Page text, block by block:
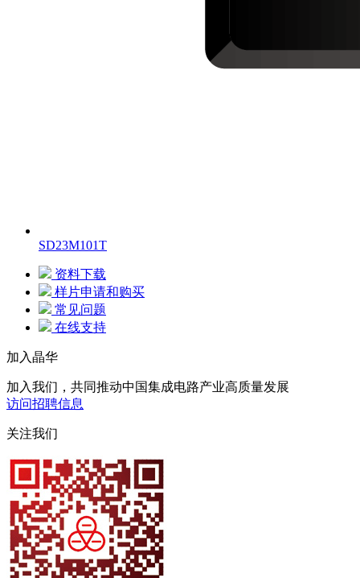
SD23M101T
资料下载
样片申请和购买
常见问题
在线支持
加入晶华
加入我们，共同推动中国集成电路产业高质量发展
访问招聘信息
关注我们